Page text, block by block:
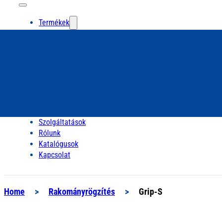
Termékek
Szolgáltatások
Rólunk
Katalógusok
Kapcsolat
Home > Rakományrögzítés > Grip-S